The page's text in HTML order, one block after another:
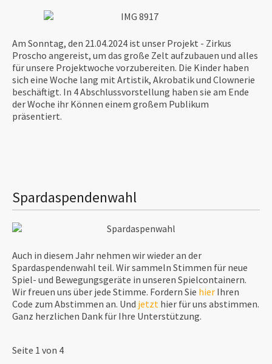
Am Sonntag, den 21.04.2024 ist unser Projekt - Zirkus
Proscho angereist, um das große Zelt aufzubauen und alles
für unsere Projektwoche vorzubereiten. Die Kinder haben
sich eine Woche lang mit Artistik, Akrobatik und Clownerie
beschäftigt. In 4 Abschlussvorstellung haben sie am Ende
der Woche ihr Können einem großem Publikum
präsentiert.
Spardaspendenwahl
Auch in diesem Jahr nehmen wir wieder an der
Spardaspendenwahl teil. Wir sammeln Stimmen für neue
Spiel- und Bewegungsgeräte in unseren Spielcontainern.
Wir freuen uns über jede Stimme. Fordern Sie hier Ihren
Code zum Abstimmen an. Und jetzt hier für uns abstimmen.
Ganz herzlichen Dank für Ihre Unterstützung.
Seite 1 von 4